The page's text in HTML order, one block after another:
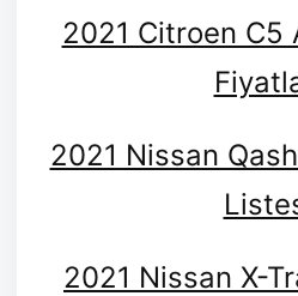
2021 Citroen C5
2021 Nissan
2021 Nissan X-